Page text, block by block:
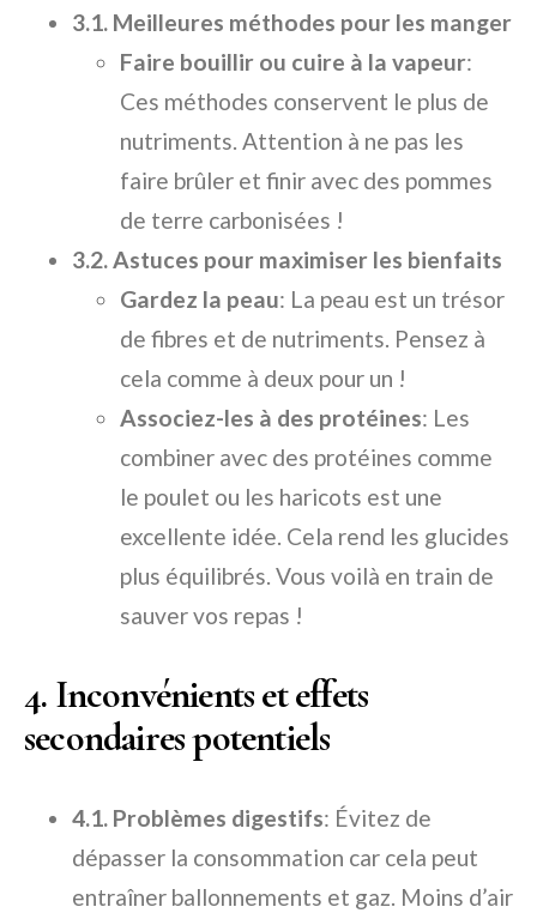
3.1. Meilleures méthodes pour les manger
Faire bouillir ou cuire à la vapeur:
Ces méthodes conservent le plus de
nutriments. Attention à ne pas les
faire brûler et finir avec des pommes
de terre carbonisées !
3.2. Astuces pour maximiser les bienfaits
Gardez la peau: La peau est un trésor
de fibres et de nutriments. Pensez à
cela comme à deux pour un !
Associez-les à des protéines: Les
combiner avec des protéines comme
le poulet ou les haricots est une
excellente idée. Cela rend les glucides
plus équilibrés. Vous voilà en train de
sauver vos repas !
4. Inconvénients et effets
secondaires potentiels
4.1. Problèmes digestifs: Évitez de
dépasser la consommation car cela peut
entraîner ballonnements et gaz. Moins d’air